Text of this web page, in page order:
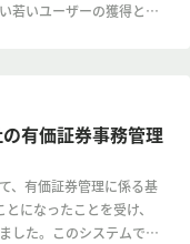
若いユーザーの獲得とラ
有価証券事務管理
、有価証券管理に係る基
になったことを受け、
した。このシステムで